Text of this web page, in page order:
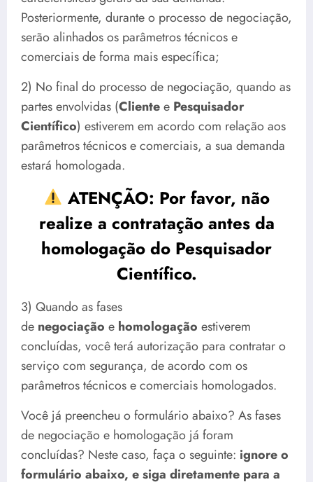
Posteriormente, durante o processo de negociação,
serão alinhados os parâmetros técnicos e
comerciais de forma mais específica;
2) No final do processo de negociação, quando as
partes envolvidas (Clientee Pesquisador
Científico) estiverem em acordo com relação aos
parâmetros técnicos e comerciais, a sua demanda
estará homologada.
ATENÇÃO: Por favor, não
realize a contratação antes da
homologação do Pesquisador
Científico.
3) Quando as fases
de negociação e homologação estiverem
concluídas, você terá autorização para contratar o
serviço com segurança, de acordo com os
parâmetros técnicos e comerciais homologados.
Você já preencheu o formulário abaixo? As fases
de negociação e homologação já foram
concluídas? Neste caso, faça o seguinte: ignore o
formulário abaixo, e siga diretamente para a